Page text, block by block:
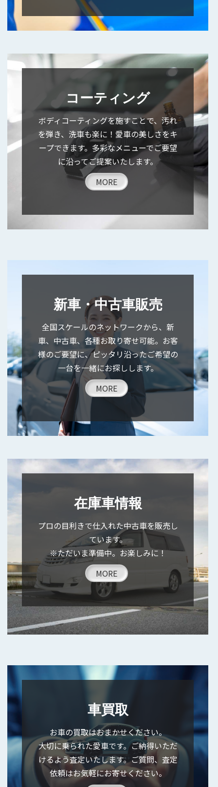
コーティング
ボディコーティングを施すことで、汚れ
を弾き、洗車も楽に！愛車の美しさをキ
ープできます。多彩なメニューでご要望
に沿ってご提案いたします。
MORE
新車・中古車販売
全国スケールのネットワークから、新
車、中古車、各種お取り寄せ可能。お客
様のご要望に、ピッタリ沿ったご希望の
一台を一緒にお探しします。
MORE
在庫車情報
プロの目利きで仕入れた中古車を販売し
ています。
※ただいま準備中。お楽しみに！
MORE
車買取
お車の買取はおまかせください。
大切に乗られた愛車です。ご納得いただ
けるよう査定いたします。ご質問、査定
依頼はお気軽にお寄せください。